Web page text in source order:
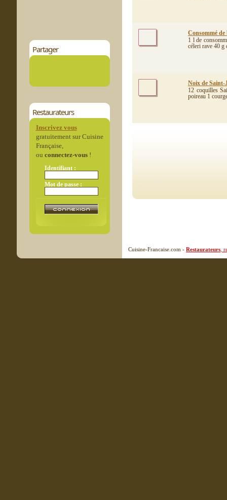
Partager
Restaurateurs
Inscrivez vous
gratuitement sur Cuisine
Française,
ou connectez-vous!
Identifiant :
Mot de passe :
Consommé
1 l de
céleri rave 40 g
Noix de Saint-
12 coquilles
poireau 1
Cuisine-Francaise.com - Restaurateurs ,